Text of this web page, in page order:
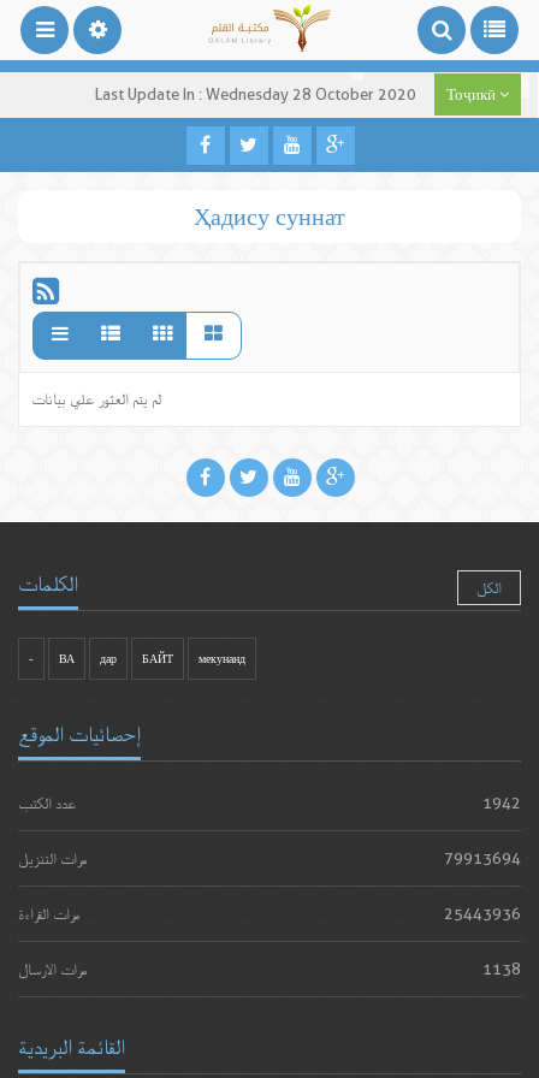
Last Update In : Wednesday 28 October 2020 Тоҷикӣ
Ҳадису суннат
لم يتم العثور علي بيانات
الكلمات الكل
- ВА дар БАЙТ мекунанд
إحصائيات الموقع
عدد الكتب 1942
مرات التنزيل 79913694
مرات القراءة 25443936
مرات الارسال 1138
القائمة البريدية